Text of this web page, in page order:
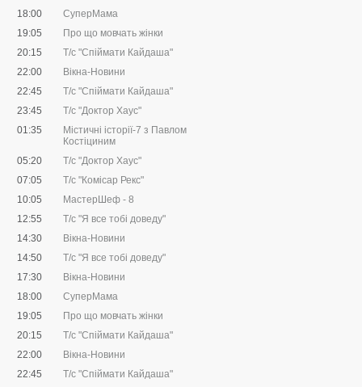
18:00
СуперМама
19:05
Про що мовчать жінки
20:15
Т/с "Спіймати Кайдаша"
22:00
Вiкна-Новини
22:45
Т/с "Спіймати Кайдаша"
23:45
Т/с "Доктор Хаус"
01:35
Містичні історії-7 з Павлом
Костіциним
05:20
Т/с "Доктор Хаус"
07:05
Т/с "Комісар Рекс"
10:05
МастерШеф - 8
12:55
Т/с "Я все тобі доведу"
14:30
Вікна-Новини
14:50
Т/с "Я все тобі доведу"
17:30
Вікна-Новини
18:00
СуперМама
19:05
Про що мовчать жінки
20:15
Т/с "Спіймати Кайдаша"
22:00
Вікна-Новини
22:45
Т/с "Спіймати Кайдаша"